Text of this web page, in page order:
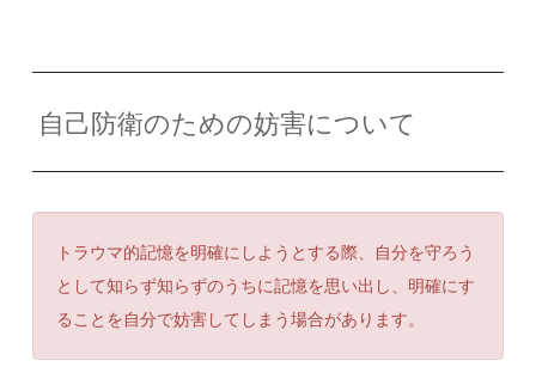
自己防衛のための妨害について
トラウマ的記憶を明確にしようとする際、自分を守ろう
として知らず知らずのうちに記憶を思い出し、明確にす
ることを自分で妨害してしまう場合があります。